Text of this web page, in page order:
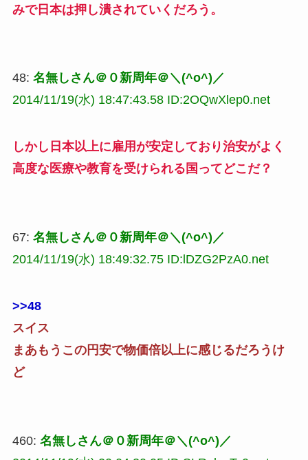
みで日本は押し潰されていくだろう。
48: 名無しさん＠０新周年＠＼(^o^)／
2014/11/19(水) 18:47:43.58 ID:2OQwXlep0.net
しかし日本以上に雇用が安定しており治安がよく
高度な医療や教育を受けられる国ってどこだ？
67: 名無しさん＠０新周年＠＼(^o^)／
2014/11/19(水) 18:49:32.75 ID:lDZG2PzA0.net
>>48
スイス
まあもうこの円安で物価倍以上に感じるだろうけ
ど
460: 名無しさん＠０新周年＠＼(^o^)／